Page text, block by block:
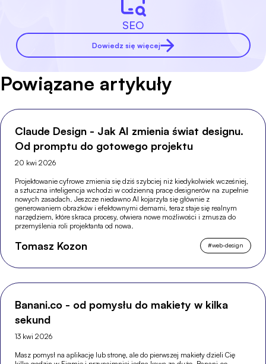
SEO
Dowiedz się więcej
Powiązane artykuły
Claude Design - Jak AI zmienia świat designu.
Od promptu do gotowego projektu
20 kwi 2026
Projektowanie cyfrowe zmienia się dziś szybciej niż kiedykolwiek wcześniej,
a sztuczna inteligencja wchodzi w codzienną pracę designerów na zupełnie
nowych zasadach. Jeszcze niedawno AI kojarzyła się głównie z
generowaniem obrazków i efektownymi demami, teraz staje się realnym
narzędziem, które skraca procesy, otwiera nowe możliwości i zmusza do
przemyślenia roli projektanta od nowa.
Tomasz Kozon #web-design
Banani.co - od pomysłu do makiety w kilka
sekund
13 kwi 2026
Masz pomysł na aplikację lub stronę, ale do pierwszej makiety dzieli Cię